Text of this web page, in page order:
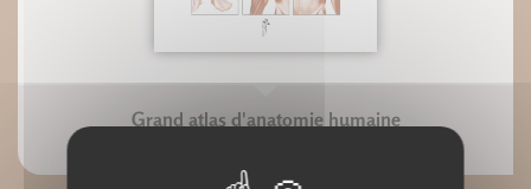
Grand atlas d'anatomie humaine